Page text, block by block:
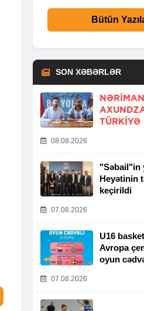
Bütün
SON XƏBƏRLƏR
NƏRIMAN
TÜRKIYƏ
08.08.2026
"Səbail"in
Heyətinin
keçirildi
07.08.2026
U16
Avropa
oyun
07.08.2026